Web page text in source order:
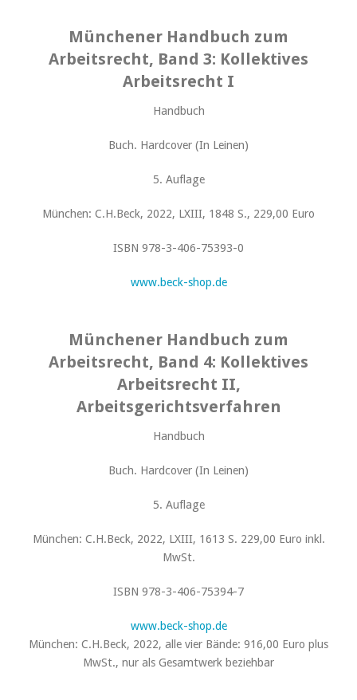
Münchener Handbuch zum
Arbeitsrecht, Band 3: Kollektives
Arbeitsrecht I
Handbuch
Buch. Hardcover (In Leinen)
5. Auflage
München: C.H.Beck, 2022, LXIII, 1848 S., 229,00 Euro
ISBN 978-3-406-75393-0
www.beck-shop.de
Münchener Handbuch zum
Arbeitsrecht, Band 4: Kollektives
Arbeitsrecht II,
Arbeitsgerichtsverfahren
Handbuch
Buch. Hardcover (In Leinen)
5. Auflage
München: C.H.Beck, 2022, LXIII, 1613 S. 229,00 Euro inkl.
MwSt.
ISBN 978-3-406-75394-7
www.beck-shop.de
München: C.H.Beck, 2022, alle vier Bände: 916,00 Euro plus
MwSt., nur als Gesamtwerk beziehbar